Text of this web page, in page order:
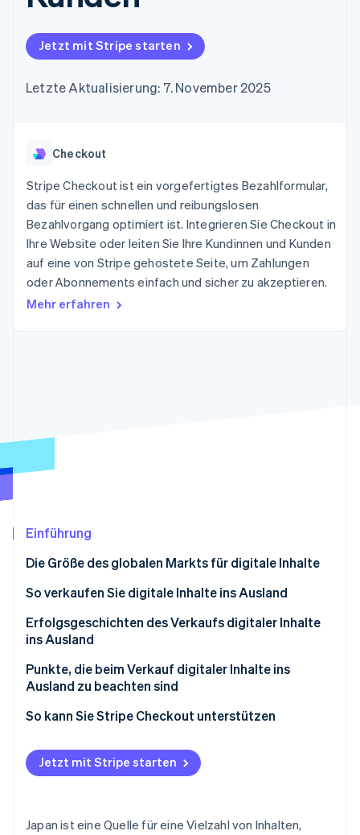
125
Terminal
Zahlungen vor Ort
Boost
Autorisierungsraten
Beschleunigter
Financial
Connections
Verbundene
Finanzdaten
Product roadmap
CO₂-Entnahme
Identity
Erfahren Sie, wie Stripe Lösungen für
Geldmanagement
SaaS
Bewirtung, Reisen und
Freizeit
Versicherungen
Medien und
Unterhaltung
Gemeinnützige
Organisationen
Fachdienstleistungen
Öffentlicher Sektor
Einzelhandel
Marktplatz auf
Abonnementverwaltung
nutzungsbasierte
Abrechnung um
Karten ausgeben: So
Diensten mit Agenten
Ressourcen
App-Integrationen
Code-Beispiele
Entwickler-Blog
API-Status
Stripe Sessions
Karriere
Stripe Press
kontaktieren
Partner werden
Jetzt mit Stripe starten
Letzte Aktualisierung: 7. November 2025
Checkout
Stripe Checkout ist ein vorgefertigtes Bezahlformular,
das für einen schnellen und reibungslosen
Bezahlvorgang optimiert ist. Integrieren Sie Checkout in
Ihre Website oder leiten Sie Ihre Kundinnen und Kunden
auf eine von Stripe gehostete Seite, um Zahlungen
oder Abonnements einfach und sicher zu akzeptieren.
Mehr erfahren
Einführung
Die Größe des globalen Markts für digitale Inhalte
So verkaufen Sie digitale Inhalte ins Ausland
Nutzen einer Plattform für digitale Inhalte, die sich
an den ausländischen Markt richtet
Starten einer eigenen Website für Inhalte
Erfolgsgeschichten des Verkaufs digitaler Inhalte
ins Ausland
Bandai Namco Entertainment
Punkte, die beim Verkauf digitaler Inhalte ins
Ausland zu beachten sind
Japanische Verbrauchssteuer (JCT)
Steuersysteme und Meldepflichten für andere
Länder
Übersetzungsqualität
So kann Sie Stripe Checkout unterstützen
Jetzt mit Stripe starten
Japan ist eine Quelle für eine Vielzahl von Inhalten,